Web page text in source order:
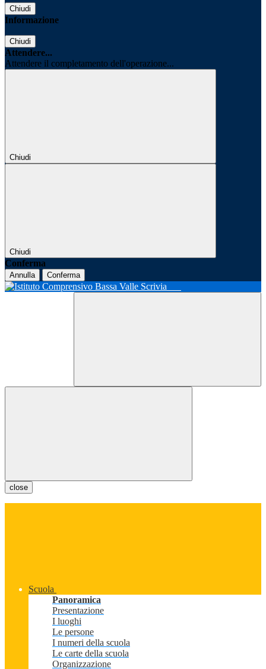
Chiudi
Informazione
Chiudi
Attendere...
Attendere il completamento dell'operazione...
Chiudi
Chiudi
Conferma
Annulla Conferma
close
Scuola
Panoramica
Presentazione
I luoghi
Le persone
I numeri della scuola
Le carte della scuola
Organizzazione